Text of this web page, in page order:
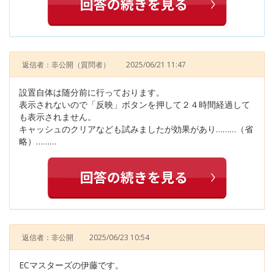
返信者：非公開 （質問者） 2025/06/21 11:47
設置自体は随分前に行っております。
表示されないので「反映」ボタンを押して２４時間経過して
も表示されません。
キャッシュのクリアなども試みましたが効果があり………（省
略）………
返信者：非公開 2025/06/23 10:54
ECマスターズの伊藤です。